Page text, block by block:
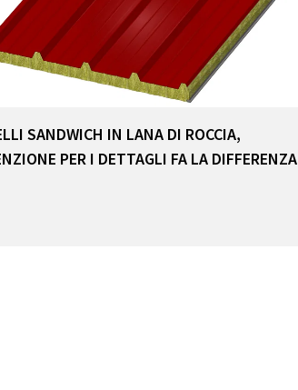
SANDWICH IN LANA DI ROCCIA,
PER I DETTAGLI FA LA DIFFERENZA